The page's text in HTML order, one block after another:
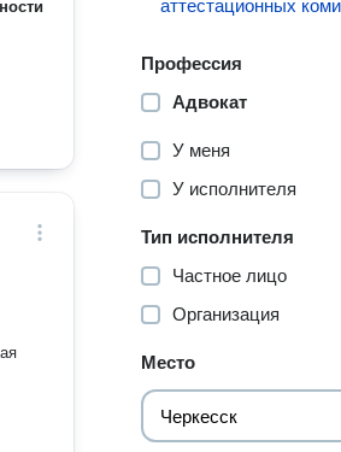
аттестационных
Профессия
Адвокат
У меня
У исполнителя
Тип исполнителя
Частное лицо
Организация
Место